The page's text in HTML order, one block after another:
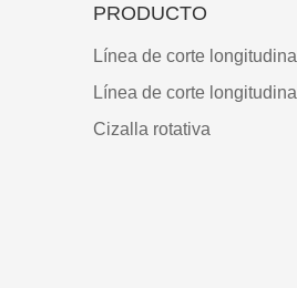
PRODUCTO
Línea de corte longitudinal
Línea de corte longitudinal
Cizalla rotativa